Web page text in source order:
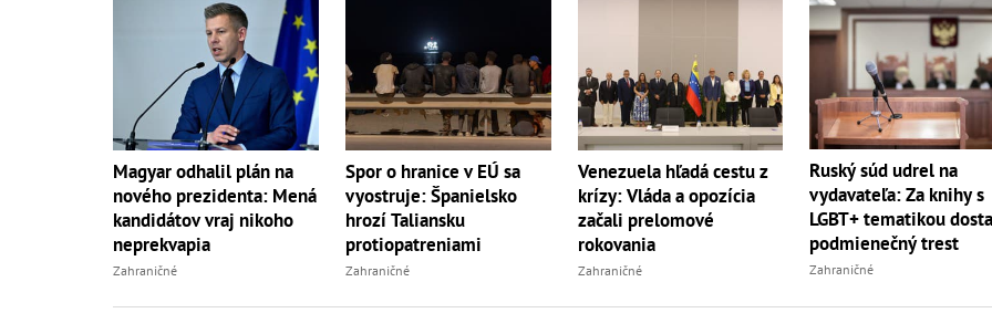
Magyar odhalil plán na
nového prezidenta: Mená
kandidátov vraj nikoho
neprekvapia
Zahraničné
Spor o hranice v EÚ sa
vyostruje: Španielsko
hrozí Taliansku
protiopatreniami
Zahraničné
Venezuela hľadá cestu z
krízy: Vláda a opozícia
začali prelomové
rokovania
Zahraničné
Ruský súd udrel na
vydavateľa: Za knihy s
LGBT+ tematikou
podmienečný trest
Zahraničné